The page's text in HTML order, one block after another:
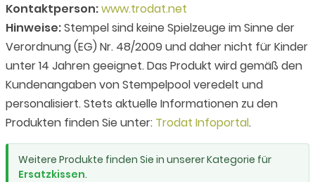
Kontaktperson:www.trodat.net
Hinweise:Stempel sind keine Spielzeuge im Sinne der
Verordnung (EG) Nr. 48/2009 und daher nicht für Kinder
unter 14 Jahren geeignet. Das Produkt wird gemäß den
Kundenangaben von Stempelpool veredelt und
personalisiert. Stets aktuelle Informationen zu den
Produkten finden Sie unter: Trodat Infoportal.
Weitere Produkte finden Sie in unserer Kategorie für
Ersatzkissen.